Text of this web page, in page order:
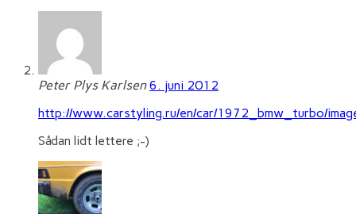
Peter Plys Karlsen 6. juni 2012
http://www.carstyling.ru/en/car/1972_bmw_turbo/
Sådan lidt lettere ;-)